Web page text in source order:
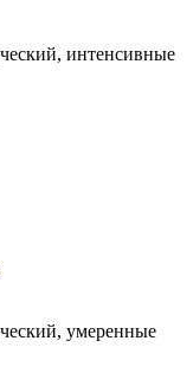
интенсивные
умеренные